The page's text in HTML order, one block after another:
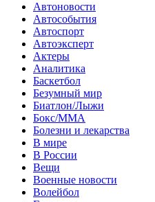
Автоновости
Автособытия
Автоспорт
Автоэксперт
Актеры
Аналитика
Баскетбол
Безумный мир
Биатлон/Лыжи
Бокс/MMA
Болезни и лекарства
В мире
В России
Вещи
Военные новости
Волейбол